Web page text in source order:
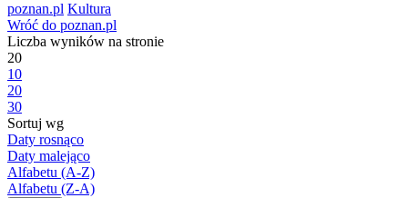
poznan.pl Kultura
Wróć do poznan.pl
Liczba wyników na stronie
20
10
20
30
Sortuj wg
Daty rosnąco
Daty malejąco
Alfabetu (A-Z)
Alfabetu (Z-A)